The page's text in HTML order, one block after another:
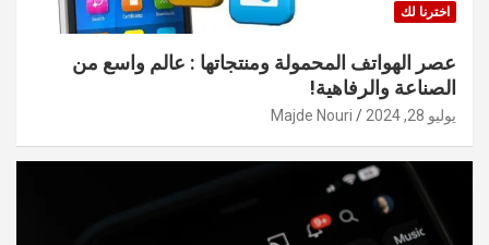
اخترنا لك
عصر الهواتف المحمولة ومنتجاتها : عالم واسع من
الصناعة والرفاهية!
يوليو 28, 2024 Majde Nouri